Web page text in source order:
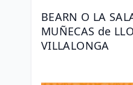
BEARN O LA
MUÑECAS de
VILLALONGA